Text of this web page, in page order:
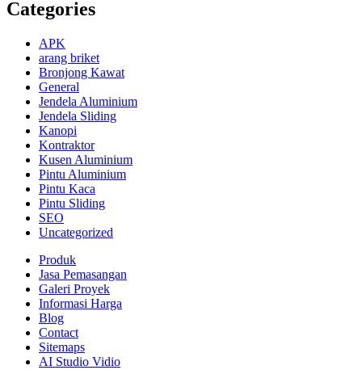
Categories
APK
arang briket
Bronjong Kawat
General
Jendela Aluminium
Jendela Sliding
Kanopi
Kontraktor
Kusen Aluminium
Pintu Aluminium
Pintu Kaca
Pintu Sliding
SEO
Uncategorized
Produk
Jasa Pemasangan
Galeri Proyek
Informasi Harga
Blog
Contact
Sitemaps
AI Studio Vidio